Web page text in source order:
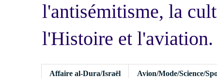
l'antisémitisme, la
l'Histoire et l'aviation.
Affaire al-Dura/Israël Avion/Mode/Science/